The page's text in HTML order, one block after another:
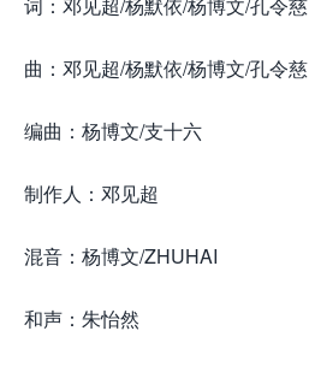
曲：邓见超/杨默依/杨博文/孔令慈
编曲：杨博文/支十六
制作人：邓见超
混音：杨博文/ZHUHAI
和声：朱怡然